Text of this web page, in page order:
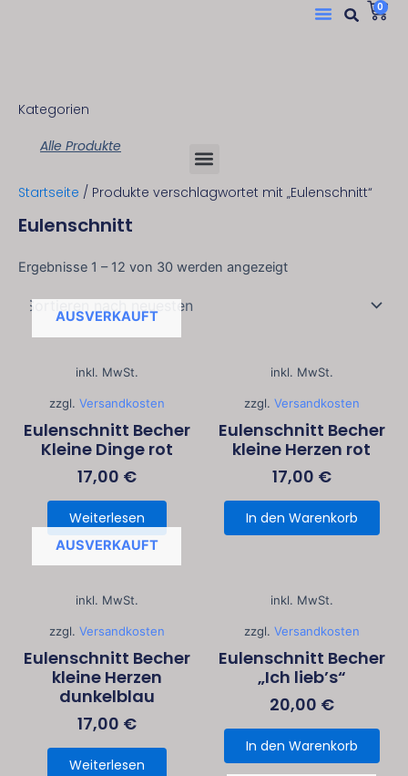
Menü 0
Kategorien
Alle Produkte
Menü
Startseite / Produkte verschlagwortet mit „Eulenschnitt“
Eulenschnitt
Ergebnisse 1 – 12 von 30 werden angezeigtneuesten
AUSVERKAUFT
inkl. MwSt.
zzgl. Versandkosten
Eulenschnitt Becher
Kleine Dinge rot
17,00 €
Weiterlesen
inkl. MwSt.
zzgl. Versandkosten
Eulenschnitt Becher
kleine Herzen rot
17,00 €
In den Warenkorb
AUSVERKAUFT
inkl. MwSt.
zzgl. Versandkosten
Eulenschnitt Becher
kleine Herzen
dunkelblau
17,00 €
Weiterlesen
inkl. MwSt.
zzgl. Versandkosten
Eulenschnitt Becher
„Ich lieb’s“
20,00 €
In den Warenkorb